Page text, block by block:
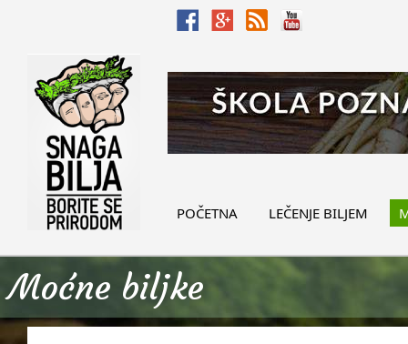
POČETNA LEČENJE BILJEM
Moćne biljke